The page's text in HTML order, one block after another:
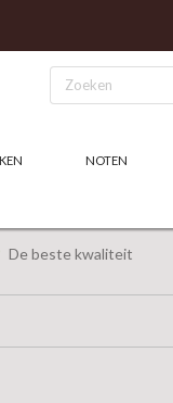
NOTEN
De beste kwaliteit